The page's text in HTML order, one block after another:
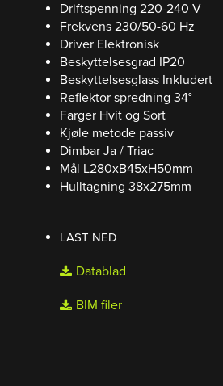
Driftspenning 220-240 V
Frekvens 230/50-60 Hz
Driver Elektronisk
Beskyttelsesgrad IP20
Beskyttelsesglass Inkludert
Reflektor spredning 34°
Farger Hvit og Sort
Kjøle metode passiv
Dimbar Ja / Triac
Mål L280xB45xH50mm
Hulltagning 38x275mm
LAST NED
Datablad
BIM filer